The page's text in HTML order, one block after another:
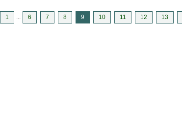
1 ... 6 7 8 9 10 11 12 13